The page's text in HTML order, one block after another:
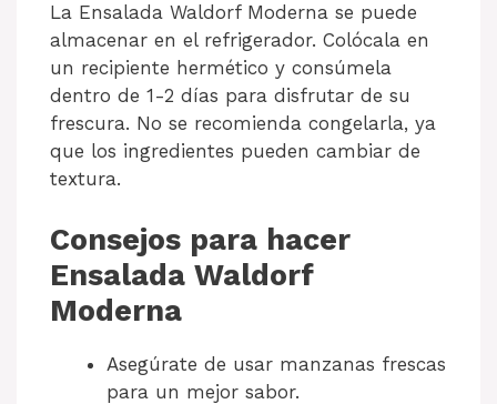
La Ensalada Waldorf Moderna se puede
almacenar en el refrigerador. Colócala en
un recipiente hermético y consúmela
dentro de 1-2 días para disfrutar de su
frescura. No se recomienda congelarla, ya
que los ingredientes pueden cambiar de
textura.
Consejos para hacer
Ensalada Waldorf
Moderna
Asegúrate de usar manzanas frescas
para un mejor sabor.